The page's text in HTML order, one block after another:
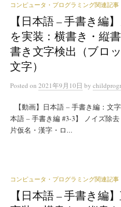
コンピュータ・プログラミング関連記事
【日本語 – 手書き編
を実装：横書き・縦
書き文字検出（ブロ
文字）
Posted on 2021年9月10日 by
【動画】日本語 – 手書き編：
本語 – 手書き編 #3-3】 ノイズ除
片仮名・漢字・ロ...
コンピュータ・プログラミング関連記事
【日本語 – 手書き編